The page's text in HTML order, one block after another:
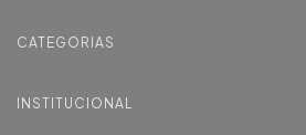
CATEGORIAS
INSTITUCIONAL